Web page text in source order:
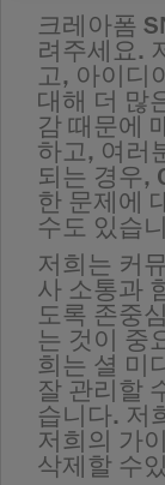
크레아폼
려주세요.
고, 아이디
대해 더 많
감 때문에
하고, 여러
되는 경우,
한 문제에
수도 있습
저희는 커
사 소통과
도록 존중
는 것이 중
희는 셜 미
잘 관리할
습니다. 저
저희의 가
삭제할 수